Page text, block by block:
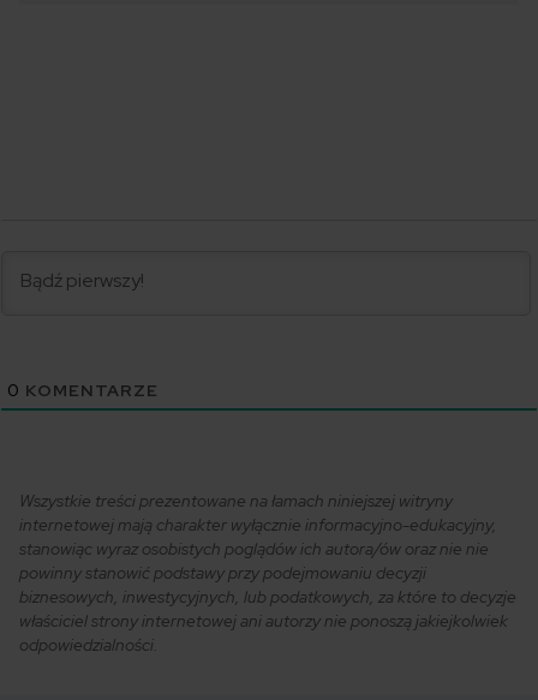
0 KOMENTARZE
Wszystkie treści prezentowane na łamach niniejszej witryny
internetowej mają charakter wyłącznie informacyjno-edukacyjny,
stanowiąc wyraz osobistych poglądów ich autora/ów oraz nie nie
powinny stanowić podstawy przy podejmowaniu decyzji
biznesowych, inwestycyjnych, lub podatkowych, za które to decyzje
właściciel strony internetowej ani autorzy nie ponoszą jakiejkolwiek
odpowiedzialności.